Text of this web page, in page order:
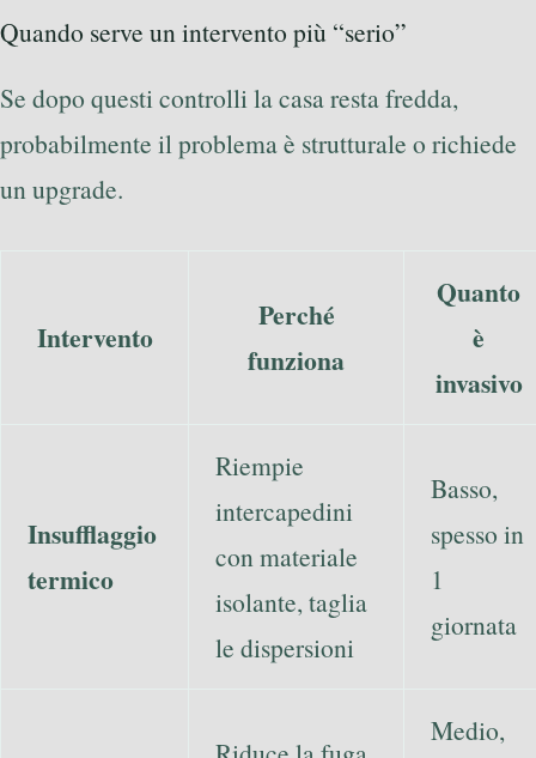
Quando serve un intervento più “serio”
Se dopo questi controlli la casa resta fredda,
probabilmente il problema è strutturale o richiede
un upgrade.
Intervento
Perché
funziona
Quanto
è
invasivo
Insufflaggio
termico
Riempie
intercapedini
con materiale
isolante, taglia
le dispersioni
Basso,
spesso in
1
giornata
Medio,